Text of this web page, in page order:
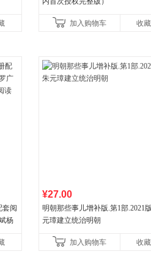
加入购物车 收藏
阅
杨
¥27.00
明朝那些事儿增补版.第1部.2021
元璋建立统治明朝
加入购物车 收藏